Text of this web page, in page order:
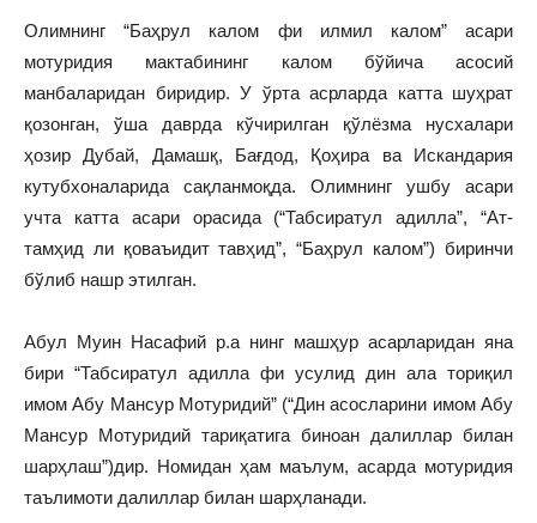
Олимнинг “Баҳрул калом фи илмил калом” асари
мотуридия мактабининг калом бўйича асосий
манбаларидан биридир. У ўрта асрларда катта шуҳрат
қозонган, ўша даврда кўчирилган қўлёзма нусхалари
ҳозир Дубай, Дамашқ, Бағдод, Қоҳира ва Искандария
кутубхоналарида сақланмоқда. Олимнинг ушбу асари
учта катта асари орасида (“Табсиратул адилла”, “Ат-
тамҳид ли қоваъидит тавҳид”, “Баҳрул калом”) биринчи
бўлиб нашр этилган.
Абул Муин Насафий р.а нинг машҳур асарларидан яна
бири “Табсиратул адилла фи усулид дин ала ториқил
имом Абу Мансур Мотуридий” (“Дин асосларини имом Абу
Мансур Мотуридий тариқатига биноан далиллар билан
шарҳлаш”)дир. Номидан ҳам маълум, асарда мотуридия
таълимоти далиллар билан шарҳланади.